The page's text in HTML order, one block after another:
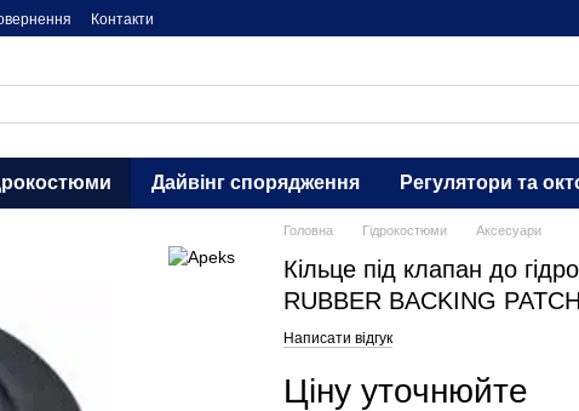
Контакти
Дайвінг спорядження Регулятори та
Головна Гідрокостюми Аксесуари
Кільце під клапан до
RUBBER BACKING
Написати відгук
Ціну уточнюйте